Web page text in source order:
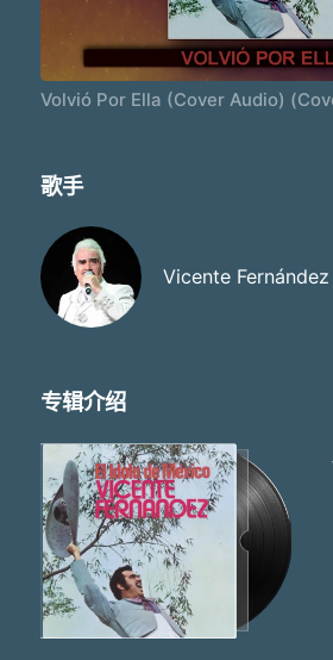
Volvió Por Ella (Cover Audio)
歌手
Vicente Fernández
专辑介绍